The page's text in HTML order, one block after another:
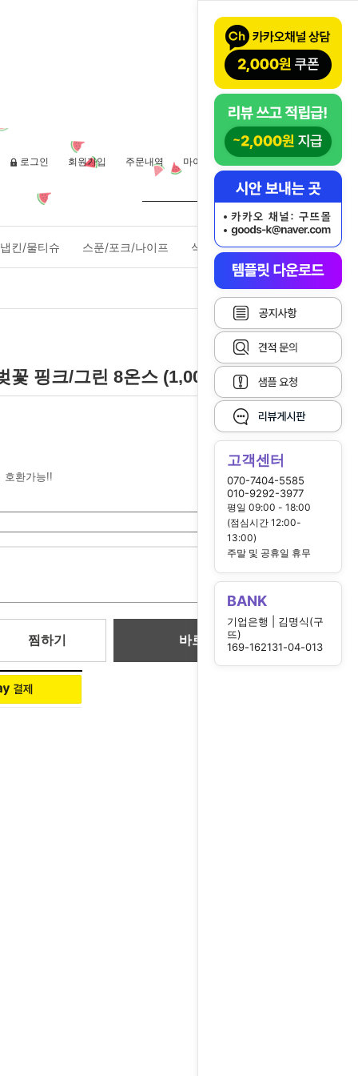
고객센터
070-7404-5585
010-9292-3977
평일 09:00 - 18:00
(점심시간 12:00-
13:00)
주말 및 공휴일 휴무
BANK
기업은행 | 김명식(구
뜨)
169-162131-04-013
로그인 회원가입 주문내역 마이페이지
냅킨/물티슈 스푼/포크/나이프 식품포장용기
꽃 핑크/그린 8온스 (1,000개)
환가능!!
0 원
찜하기 바로 구매